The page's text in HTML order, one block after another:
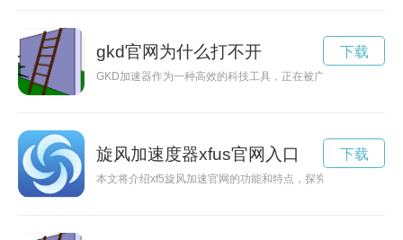
gkd官网为什么打不开
GKD加速器作为一种高效的科技工具，正在被广泛应用于各个
下载
旋风加速度器xfus官网入口
本文将介绍xf5旋风加速官网的功能和特点，探究其如何提升用
下载